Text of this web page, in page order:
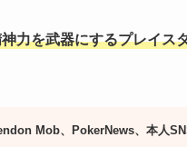
力を武器にするプレイス
Mob、PokerNews、本人